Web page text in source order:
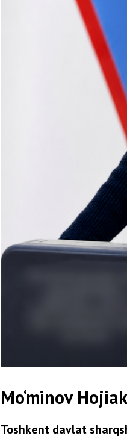
Mo‘minov
Toshkent davlat